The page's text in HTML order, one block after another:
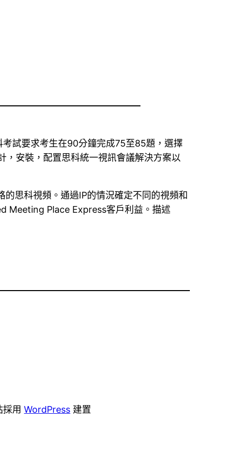
試要求考生在90分鐘完成75至85題，選擇
，安裝，配置思科統一視訊會議解決方案以
思科視頻。通過IP的情況確定不同的視頻和
Meeting Place Express客戶利益。描述
採用WordPress 建置